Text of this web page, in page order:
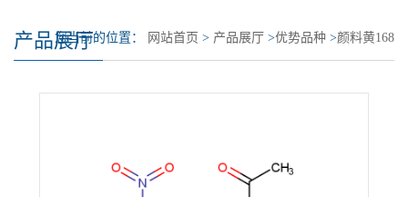
产品展厅您当前的位置： 网站首页 > 产品展厅 >优势品种 >颜料黄168